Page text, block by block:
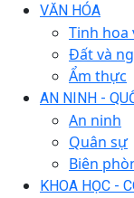
VĂN HÓA
Tinh hoa
Đất và
Ẩm thực
AN NINH -
An ninh
Quân sự
Biên
KHOA HỌC -